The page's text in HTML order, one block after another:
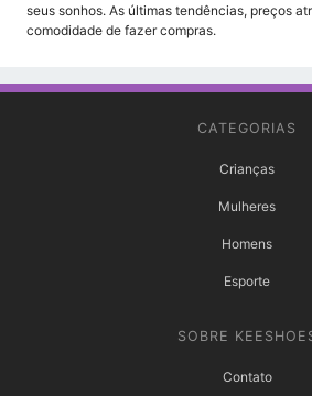
seus sonhos. As últimas tendências, preços
comodidade de fazer compras.
CATEGORIAS
Crianças
Mulheres
Homens
Esporte
SOBRE
Contato